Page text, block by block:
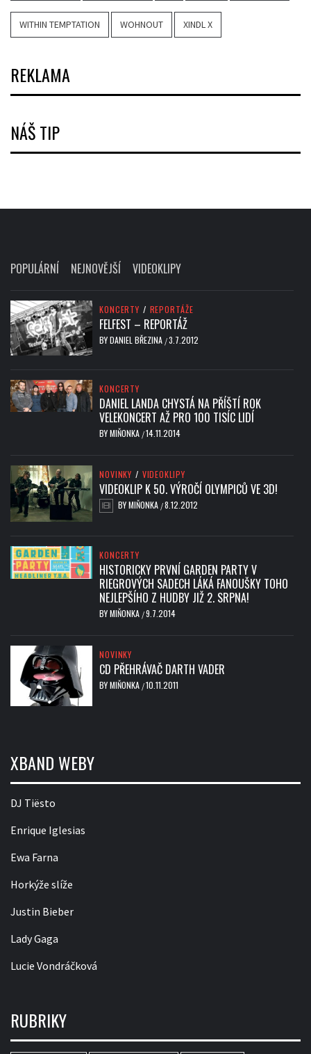
WITHIN TEMPTATION WOHNOUT XINDL X
REKLAMA
NÁŠ TIP
POPULÁRNÍ NEJNOVĚJŠÍ VIDEOKLIPY
KONCERTY / REPORTÁŽE
FELFEST – REPORTÁŽ
BYDANIEL BŘEZINA /3.7.2012
KONCERTY
DANIEL LANDA CHYSTÁ NA PŘÍŠTÍ ROK
VELEKONCERT AŽ PRO 100 TISÍC LIDÍ
BYMIŇONKA /14.11.2014
NOVINKY / VIDEOKLIPY
VIDEOKLIP K 50. VÝROČÍ OLYMPICŮ VE 3D!
BYMIŇONKA /8.12.2012
KONCERTY
HISTORICKY PRVNÍ GARDEN PARTY V
RIEGROVÝCH SADECH LÁKÁ FANOUŠKY TOHO
NEJLEPŠÍHO Z HUDBY JIŽ 2. SRPNA!
BYMIŇONKA /9.7.2014
NOVINKY
CD PŘEHRÁVAČ DARTH VADER
BYMIŇONKA /10.11.2011
XBAND WEBY
DJ Tiësto
Enrique Iglesias
Ewa Farna
Horkýže slíže
Justin Bieber
Lady Gaga
Lucie Vondráčková
RUBRIKY